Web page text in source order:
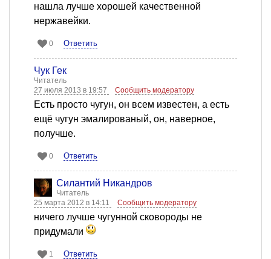
нашла лучше хорошей качественной
нержавейки.
0 Ответить
Чук Гек
Читатель
27 июля 2013 в 19:57
Сообщить модератору
Есть просто чугун, он всем известен, а есть
ещё чугун эмалированый, он, наверное,
получше.
0 Ответить
Силантий Никандров
Читатель
25 марта 2012 в 14:11
Сообщить модератору
ничего лучше чугунной сковороды не
придумали
1 Ответить